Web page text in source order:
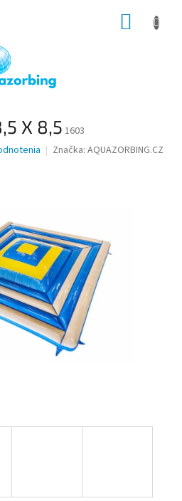
X 8,5 1603
Značka: AQUAZORBING.CZ